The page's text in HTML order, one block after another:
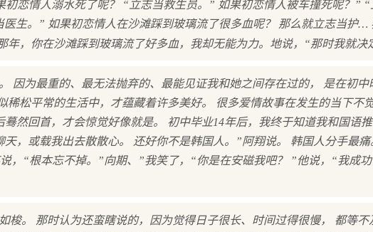
恋情人溺水死了呢？ “立志当救生员。” 如果初恋情人被车撞死呢？”
生。” 如果初恋情人在沙滩踩到玻璃流了很多血呢？ 那么就立志当护…
年，你在沙滩踩到玻璃流了好多血，我却无能为力。地说，“那时我就决
因为最重的、最无法抛弃的、最能见证我和她之间存在过的， 是在初
稀松平常的生活中，才蕴藏着许多美好。 很多爱情故事在发生的当下不
然回首，才会惊觉好像就是。 初中毕业14年后，我终于知道我和国语
，或载我出去散散心。 还好你不是韩国人。”阿翔说。 韩国人分手最
，“根本忘不掉。”向期、”我笑了，“你是在安磁我吧？ ”他说，“我成
梭。 那时认为还蛮瞎说的，因为觉得日子很长、时间过得很慢， 都等